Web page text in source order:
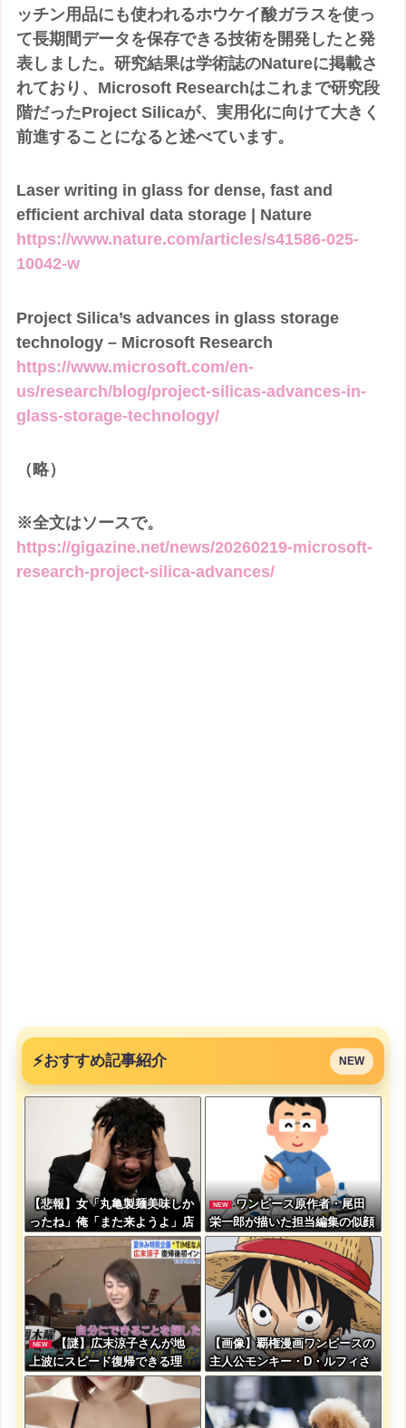
ッチン用品にも使われるホウケイ酸ガラスを使っ
て長期間データを保存できる技術を開発したと発
表しました。研究結果は学術誌のNatureに掲載さ
れており、Microsoft Researchはこれまで研究段
階だったProject Silicaが、実用化に向けて大きく
前進することになると述べています。
Laser writing in glass for dense, fast and
efficient archival data storage | Nature
https://www.nature.com/articles/s41586-025-
10042-w
Project Silica’s advances in glass storage
technology – Microsoft Research
https://www.microsoft.com/en-
us/research/blog/project-silicas-advances-in-
glass-storage-technology/
（略）
※全文はソースで。
https://gigazine.net/news/20260219-microsoft-
research-project-silica-advances/
⚡おすすめ記事紹介 NEW
【悲報】女「丸亀製麺美味しか
ったね」俺「また来ようよ」店
員「お会計2380円になりまー
す」→その後『こう』なったん
だが俺悪くないよ
な？？？？？？？？
NEW
ワンピース原作者・尾田
栄一郎が描いた担当編集の似顔
絵「ムダに東大卒」
NEW
【謎】広末涼子さんが地
上波にスピード復帰できる理
由、誰にも分からない・・・
【画像】覇権漫画ワンピースの
主人公モンキー・D・ルフィさ
ん、変わり果てた姿で発見され
る・・・